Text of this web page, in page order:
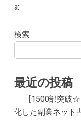
a:
検索
最近の投稿
【1500部突破
化した副業ネット